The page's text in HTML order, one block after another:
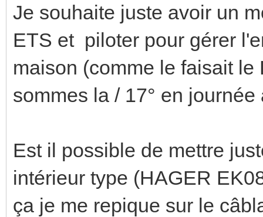
Je souhaite juste avoir un
ETS et piloter pour gérer
maison (comme le faisait le
sommes la / 17° en
Est il possible de mettre
intérieur type (HAGER
ça je me repique sur le